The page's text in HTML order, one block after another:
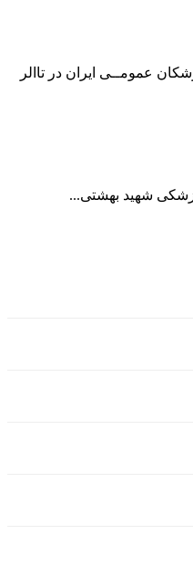
همایش ایمپلنت از تاریخ ۱۳ الی ۱۵ مرداد، به همت انجمن دندانپزشکان عمومــی ایران در تاالر
شهید بهشتی...